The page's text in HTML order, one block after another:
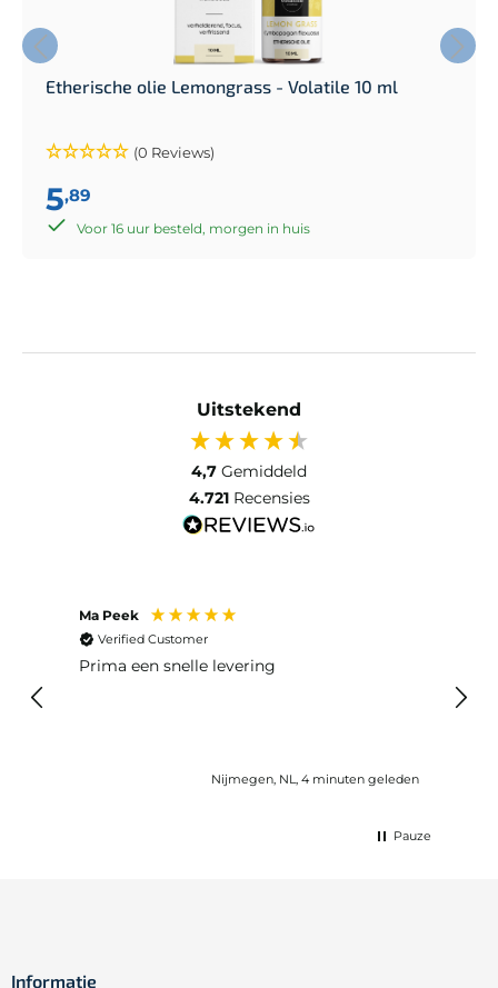
Etherische olie Lemongrass - Volatile 10 ml
(0 Reviews)
5,89
Voor 16 uur besteld, morgen in huis
Uitstekend
4,7 Gemiddeld
4.721 Recensies
Ma Peek
Verified Customer
Prima een snelle levering
Nijmegen, NL, 4 minuten geleden
Pauze
Informatie